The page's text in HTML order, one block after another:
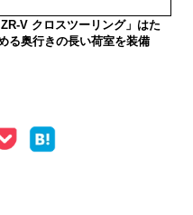
ZR-V クロスツーリング」はた
る奥行きの長い荷室を装備